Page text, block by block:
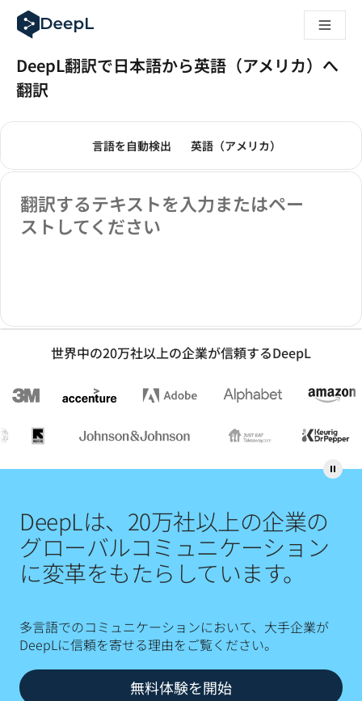
AIエージェント向けDeepL
DeepL Translation Flow：主要なユースケースや連携機能
How we brought Swiss German to DeepL
Translation Flowのご紹介：あらゆるチームの翻訳ワーク
DeepLにおける翻訳品質評価の構築方法
高品質なテキスト翻訳からリアルタイム音声翻訳までを支
Building an instantly accessible voice demo with DeepL
DeepL翻訳で日本語から英語（アメリカ）へ
翻訳
翻訳モード
テキストの翻訳原文の言語を選んでください。次の言語が選
言語を自動検出 訳文の言語を選んでく
英語（アメリカ）
原文
翻訳するテキストを入力またはペー
ストしてください
世界中の20万社以上の企業が信頼するDeepL
DeepLは、20万社以上の企業の
グローバルコミュニケーション
に変革をもたらしています。
多言語でのコミュニケーションにおいて、大手企業が
DeepLに信頼を寄せる理由をご覧ください。
無料体験を開始